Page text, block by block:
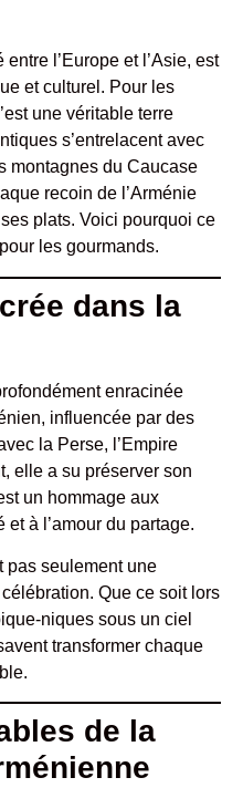
l’Europe et l’Asie, est
et culturel. Pour les
une véritable terre
s’entrelacent avec
montagnes du Caucase
recoin de l’Arménie
plats. Voici pourquoi ce
les gourmands.
dans la
enracinée
influencée par des
la Perse, l’Empire
elle a su préserver son
un hommage aux
à l’amour du partage.
pas seulement une
Que ce soit lors
niques sous un ciel
transformer chaque
de la